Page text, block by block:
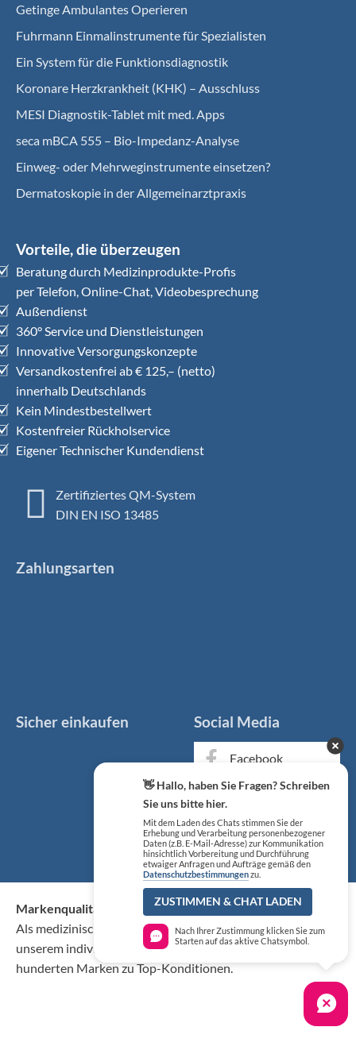
Getinge Ambulantes Operieren
Fuhrmann Einmalinstrumente für Spezialisten
Ein System für die Funktionsdiagnostik
Koro­nare Herz­krank­heit (KHK) – Ausschluss
MESI Diagnostik-Tablet mit med. Apps
seca mBCA 555 – Bio-Impedanz-Analyse
Einweg- oder Mehrweginstrumente einsetzen?
Dermatoskopie in der Allgemeinarztpraxis
Vorteile, die überzeugen
Beratung durch Medizinprodukte-Profis
per Telefon, Online-Chat, Videobesprechung
Außendienst
360° Service und Dienstleistungen
Innovative Versorgungskonzepte
Versandkostenfrei ab € 125,– (netto)
innerhalb Deutschlands
Kein Mindestbestellwert
Kostenfreier Rückholservice
Eigener Technischer Kundendienst
Zertifiziertes QM-System
DIN EN ISO 13485
Zahlungsarten
Sicher einkaufen Social Media
Facebook
Instagram
YouTube
Markenqualität kaufen Sie günstig bei KS Medizintechnik
Als medizinischer Fachgroßhandel bieten wir Ihnen, neben
unserem individuellen Service, über 50.000 Artikel von
hunderten Marken zu Top-Konditionen.
👋 Hallo, haben Sie Fragen? Schreiben
Sie uns bitte hier.
Mit dem Laden des Chats stimmen Sie der
Erhebung und Verarbeitung personenbezogener
Daten (z.B. E-Mail-Adresse) zur Kommunikation
hinsichtlich Vorbereitung und Durchführung
etwaiger Anfragen und Aufträge gemäß den
Datenschutzbestimmungenzu.
ZUSTIMMEN & CHAT LADEN
Nach Ihrer Zustimmung klicken Sie zum
Starten auf das aktive Chatsymbol.